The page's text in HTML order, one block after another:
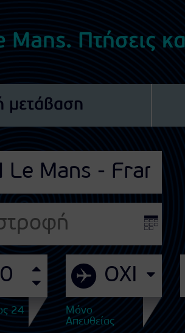
Mans. Πτήσεις
μετάβαση
24
Μόνο
Απευθείας